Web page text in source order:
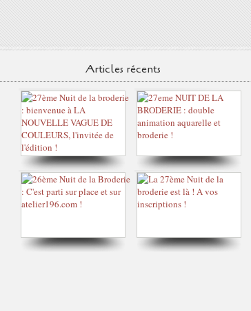
Articles récents